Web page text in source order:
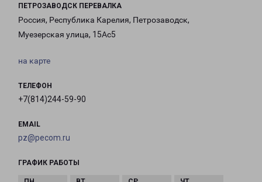
ПЕТРОЗАВОДСК ПЕРЕВАЛКА
Россия, Республика Карелия, Петрозаводск,
Муезерская улица, 15Ас5
на карте
ТЕЛЕФОН
+7(814)244-59-90
EMAIL
pz@pecom.ru
ГРАФИК РАБОТЫ